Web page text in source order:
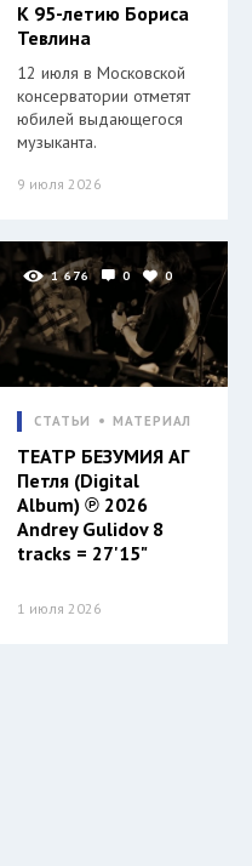
К 95-летию Бориса
Тевлина
12 июля в Московской
консерватории отметят
юбилей выдающегося
музыканта.
9 июля 2026
1 676 0 0
СТАТЬИ МАТЕРИАЛ
ТЕАТР БЕЗУМИЯ АГ
Петля (Digital
Album) ℗ 2026
Andrey Gulidov 8
tracks = 27'15"
1 июля 2026